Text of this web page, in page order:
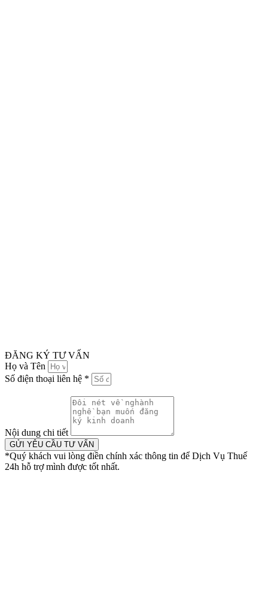
ĐĂNG KÝ TƯ VẤN
Họ và Tên
Số điện thoại liên hệ *
Nội dung chi tiết
GỬI YÊU CẦU TƯ VẤN
*Quý khách vui lòng điền chính xác thông tin để Dịch Vụ Thuế
24h hỗ trợ mình được tốt nhất.